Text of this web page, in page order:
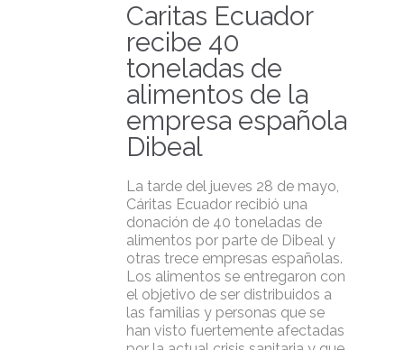
Caritas Ecuador
recibe 40
toneladas de
alimentos de la
empresa española
Dibeal
La tarde del jueves 28 de mayo,
Cáritas Ecuador recibió una
donación de 40 toneladas de
alimentos por parte de Dibeal y
otras trece empresas españolas.
Los alimentos se entregaron con
el objetivo de ser distribuidos a
las familias y personas que se
han visto fuertemente afectadas